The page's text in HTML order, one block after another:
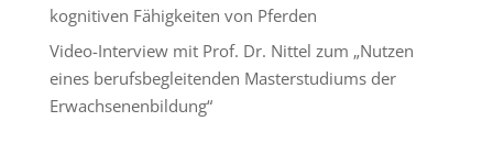
kognitiven Fähigkeiten von Pferden
Video-Interview mit Prof. Dr. Nittel zum „Nutzen
eines berufsbegleitenden Masterstudiums der
Erwachsenenbildung“